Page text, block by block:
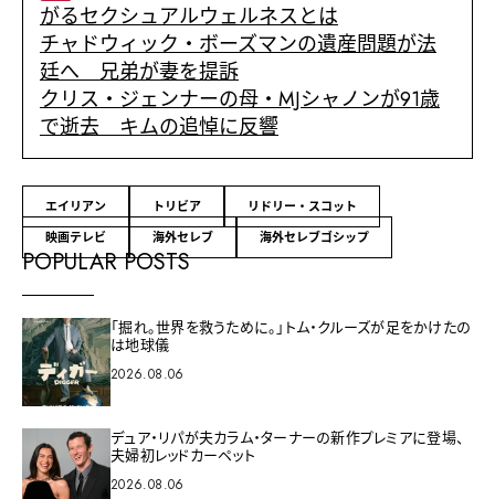
がるセクシュアルウェルネスとは
チャドウィック・ボーズマンの遺産問題が法
廷へ 兄弟が妻を提訴
クリス・ジェンナーの母・MJシャノンが91歳
で逝去 キムの追悼に反響
エイリアン トリビア
リドリー・スコット
映画テレビ
海外セレブ 海外セレブゴシップ
POPULAR POSTS
「掘れ。世界を救うために。」トム・クルーズが足をかけたの
は地球儀
2026.08.06
デュア・リパが夫カラム・ターナーの新作プレミアに登場、
夫婦初レッドカーペット
2026.08.06